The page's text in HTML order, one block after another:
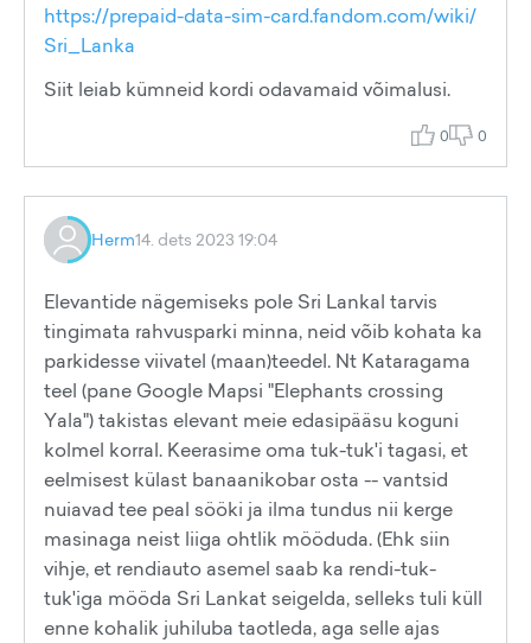
https://prepaid-data-sim-card.fandom.com/wiki/
Sri_Lanka
Siit leiab kümneid kordi odavamaid võimalusi.
0 0
Herm14. dets 2023 19:04
Elevantide nägemiseks pole Sri Lankal tarvis
tingimata rahvusparki minna, neid võib kohata ka
parkidesse viivatel (maan)teedel. Nt Kataragama
teel (pane Google Mapsi "Elephants crossing
Yala") takistas elevant meie edasipääsu koguni
kolmel korral. Keerasime oma tuk-tuk'i tagasi, et
eelmisest külast banaanikobar osta -- vantsid
nuiavad tee peal sööki ja ilma tundus nii kerge
masinaga neist liiga ohtlik mööduda. (Ehk siin
vihje, et rendiauto asemel saab ka rendi-tuk-
tuk'iga mööda Sri Lankat seigelda, selleks tuli küll
enne kohalik juhiluba taotleda, aga selle ajas